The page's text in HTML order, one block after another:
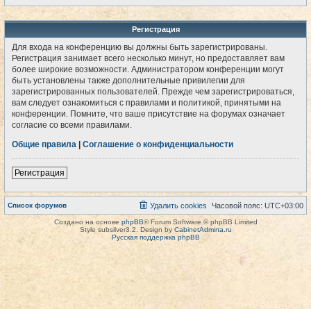
Регистрация
Для входа на конференцию вы должны быть зарегистрированы.
Регистрация занимает всего несколько минут, но предоставляет вам
более широкие возможности. Администратором конференции могут
быть установлены также дополнительные привилегии для
зарегистрированных пользователей. Прежде чем зарегистрироваться,
вам следует ознакомиться с правилами и политикой, принятыми на
конференции. Помните, что ваше присутствие на форумах означает
согласие со всеми правилами.
Общие правила
Соглашение о конфиденциальности
Регистрация
Список форумов Часовой пояс: UTC+03:00
Удалить cookies
Создано на основе phpBB® Forum Software © phpBB Limited
Style subsilver3.2. Design by CabinetAdmina.ru
Русская поддержка phpBB